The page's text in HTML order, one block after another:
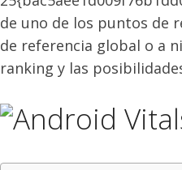
de uno de los puntos de
de referencia global o a
ranking y las